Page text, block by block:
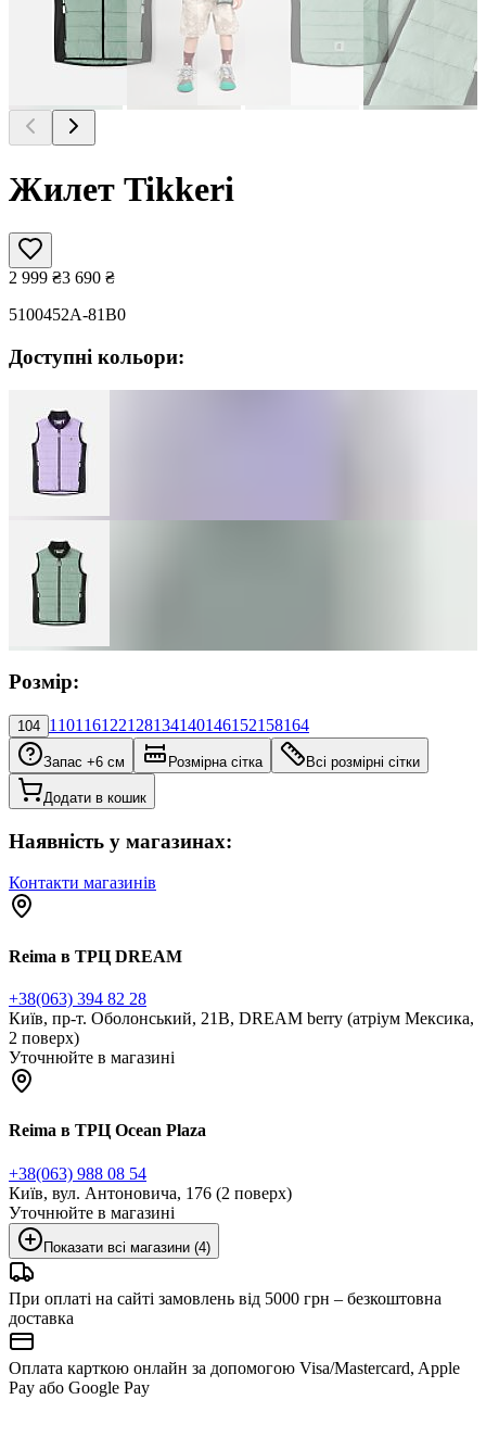
Жилет Tikkeri
2 999 ₴3 690 ₴
5100452A-81B0
Доступні кольори:
Розмір:
104 110116122128134140146152158164
Запас +6 см Розмірна сітка Всі розмірні сітки
Додати в кошик
Наявність у магазинах:
Контакти магазинів
Reima в ТРЦ DREAM
+38(063) 394 82 28
Київ, пр-т. Оболонський, 21В, DREAM berry (атріум Мексика,
2 поверх)
Уточнюйте в магазині
Reima в ТРЦ Ocean Plaza
+38(063) 988 08 54
Київ, вул. Антоновича, 176 (2 поверх)
Уточнюйте в магазині
Показати всі магазини (4)
При оплаті на сайті замовлень від 5000 грн – безкоштовна
доставка
Оплата карткою онлайн за допомогою Visa/Mastercard, Apple
Pay або Google Pay